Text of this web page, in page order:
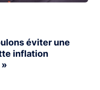
éviter une
inflation